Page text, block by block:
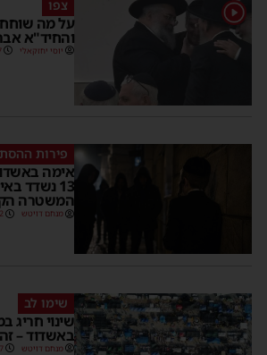
1 צפו
על מה
והחיד"א
יוסי יחזקאלי
פירות
אימה
13 נשדד
המשטרה
מנחם דויטש
שימו לב
שינוי חריג
באשדוד –
מנחם דויטש